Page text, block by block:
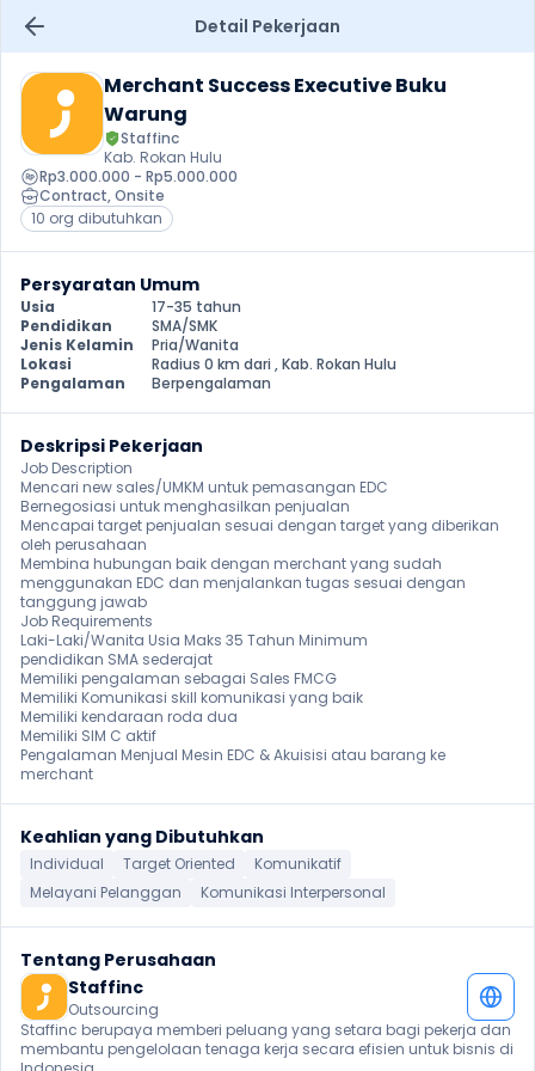
Detail Pekerjaan
Merchant Success Executive Buku
Warung
Staffinc
Kab. Rokan Hulu
Rp3.000.000 - Rp5.000.000
Contract, Onsite
10 org dibutuhkan
Persyaratan Umum
Usia
17-35 tahun
Pendidikan
SMA/SMK
Jenis Kelamin
Pria/Wanita
Lokasi
Radius 0 km dari , Kab. Rokan Hulu
Pengalaman
Berpengalaman
Deskripsi Pekerjaan
Job Description
Mencari new sales/UMKM untuk pemasangan EDC
Bernegosiasi untuk menghasilkan penjualan
Mencapai target penjualan sesuai dengan target yang diberikan
oleh perusahaan
Membina hubungan baik dengan merchant yang sudah
menggunakan EDC dan menjalankan tugas sesuai dengan
tanggung jawab
Job Requirements
Laki-Laki/Wanita Usia Maks 35 Tahun Minimum
pendidikan SMA sederajat
Memiliki pengalaman sebagai Sales FMCG
Memiliki Komunikasi skill komunikasi yang baik
Memiliki kendaraan roda dua
Memiliki SIM C aktif
Pengalaman Menjual Mesin EDC & Akuisisi atau barang ke
merchant
Keahlian yang Dibutuhkan
Individual Target Oriented
Komunikatif
Melayani Pelanggan
Komunikasi Interpersonal
Tentang Perusahaan
Staffinc
Outsourcing
Staffinc berupaya memberi peluang yang setara bagi pekerja dan
membantu pengelolaan tenaga kerja secara efisien untuk bisnis di